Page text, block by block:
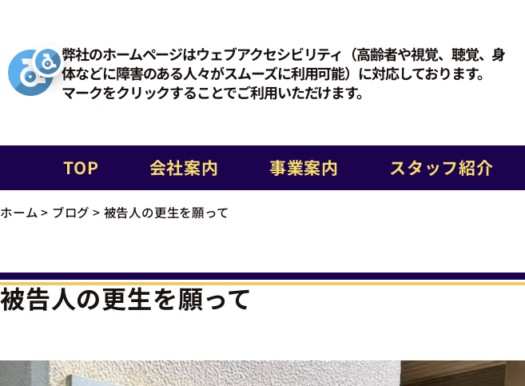
弊社のホームページはウェブアクセシビリティ（高齢者や視覚、聴覚、身
体などに障害のある人々がスムーズに利用可能）に対応しております。
マークをクリックすることでご利用いただけます。
TOP 会社案内 事業案内 スタッフ紹介
ホーム > ブログ > 被告人の更生を願って
被告人の更生を願って